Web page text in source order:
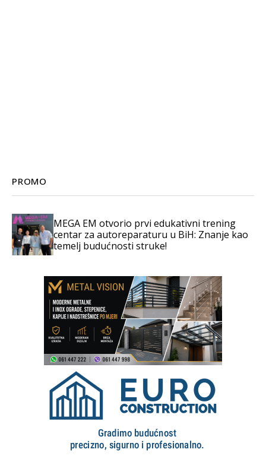
PROMO
MEGA EM otvorio prvi edukativni trening
centar za autoreparaturu u BiH: Znanje kao
temelj budućnosti struke!